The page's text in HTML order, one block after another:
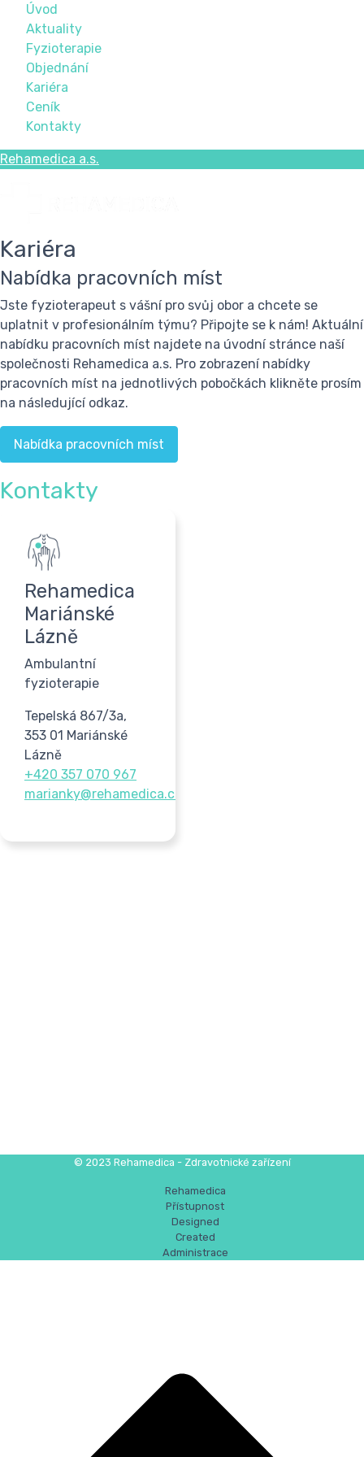
Úvod
Aktuality
Fyzioterapie
Objednání
Kariéra
Ceník
Kontakty
Rehamedica a.s.
Kariéra
Nabídka pracovních míst
Jste fyzioterapeut s vášní pro svůj obor a chcete se
uplatnit v profesionálním týmu? Připojte se k nám! Aktuální
nabídku pracovních míst najdete na úvodní stránce naší
společnosti Rehamedica a.s. Pro zobrazení nabídky
pracovních míst na jednotlivých pobočkách klikněte prosím
na následující odkaz.
Nabídka pracovních míst
Kontakty
Rehamedica
Mariánské
Lázně
Ambulantní
fyzioterapie
Tepelská 867/3a,
353 01 Mariánské
Lázně
+420 357 070 967
marianky@rehamedica.cz
© 2023 Rehamedica - Zdravotnické zařízení
Rehamedica
Přístupnost
Designed
Created
Administrace